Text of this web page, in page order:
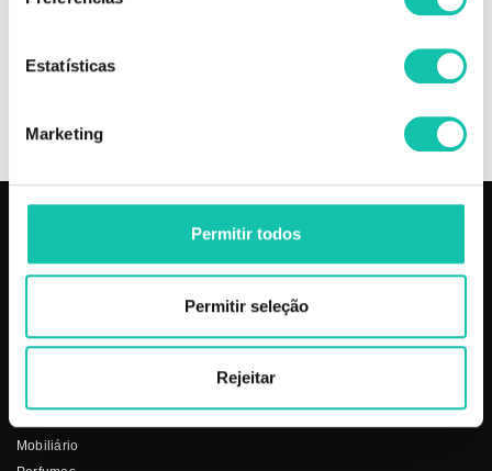
Estatísticas
Marketing
Permitir todos
Permitir seleção
Rejeitar
OPINIÕES
Cabelo
Mobiliário
COSMÉTICA CLICK
Termos e condições
Os nossos preços